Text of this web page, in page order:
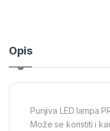
Opis
Punjiva LED lampa
Može se koristiti i